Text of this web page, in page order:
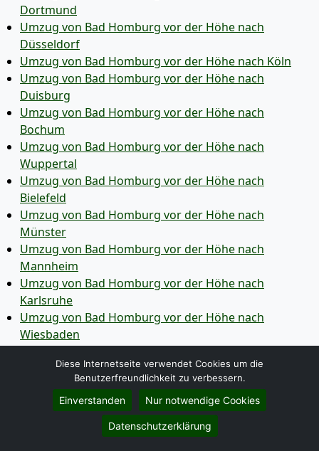
Dortmund
Umzug von Bad Homburg vor der Höhe nach
Düsseldorf
Umzug von Bad Homburg vor der Höhe nach Köln
Umzug von Bad Homburg vor der Höhe nach
Duisburg
Umzug von Bad Homburg vor der Höhe nach
Bochum
Umzug von Bad Homburg vor der Höhe nach
Wuppertal
Umzug von Bad Homburg vor der Höhe nach
Bielefeld
Umzug von Bad Homburg vor der Höhe nach
Münster
Umzug von Bad Homburg vor der Höhe nach
Mannheim
Umzug von Bad Homburg vor der Höhe nach
Karlsruhe
Umzug von Bad Homburg vor der Höhe nach
Wiesbaden
Umzug von Bad Homburg vor der Höhe nach
Mönchen­gladbach
Umzug von Bad Homburg vor der Höhe nach
Umzug von Bad Homburg vor der Höhe nach Aachen
Diese Internetseite verwendet Cookies um die
Benutzerfreundlichkeit zu verbessern.
Einverstanden Nur notwendige Cookies
Datenschutzerklärung